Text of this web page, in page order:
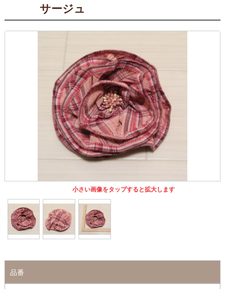
サージュ
小さい画像をタップすると拡大します
品番